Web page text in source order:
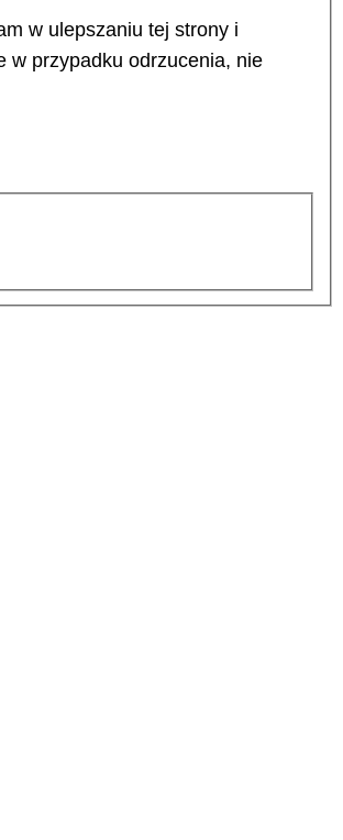
w ulepszaniu tej strony i
w przypadku odrzucenia, nie